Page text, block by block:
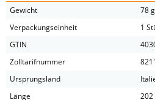
Gewicht
78 g
Verpackungseinheit
1
GTIN
Zolltarifnummer
Ursprungsland
Länge